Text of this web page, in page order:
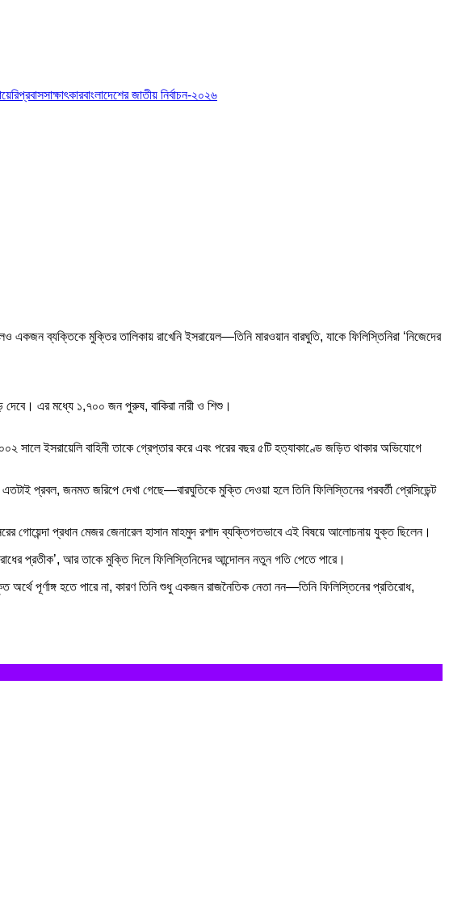
প্রবাসসাক্ষাৎকারবাংলাদেশের জাতীয় নির্বাচন-২০২৬
একজন ব্যক্তিকে মুক্তির তালিকায় রাখেনি ইসরায়েল—তিনি মারওয়ান বারঘুতি, যাকে ফিলিস্তিনিরা ‘নিজেদের
দেবে। এর মধ্যে ১,৭০০ জন পুরুষ, বাকিরা নারী ও শিশু।
সালে ইসরায়েলি বাহিনী তাকে গ্রেপ্তার করে এবং পরের বছর ৫টি হত্যাকাণ্ডে জড়িত থাকার অভিযোগে
প্রবল, জনমত জরিপে দেখা গেছে—বারঘুতিকে মুক্তি দেওয়া হলে তিনি ফিলিস্তিনের পরবর্তী প্রেসিডেন্ট
গোয়েন্দা প্রধান মেজর জেনারেল হাসান মাহমুদ রশাদ ব্যক্তিগতভাবে এই বিষয়ে আলোচনায় যুক্ত ছিলেন।
প্রতীক’, আর তাকে মুক্তি দিলে ফিলিস্তিনিদের আন্দোলন নতুন গতি পেতে পারে।
পূর্ণাঙ্গ হতে পারে না, কারণ তিনি শুধু একজন রাজনৈতিক নেতা নন—তিনি ফিলিস্তিনের প্রতিরোধ,